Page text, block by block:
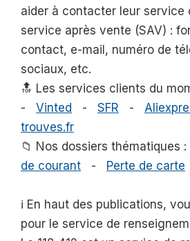
aider à contacter leur service
service après vente (SAV) :
contact, e-mail, numéro de
sociaux, etc.
🔝 Les services clients du
- Vinted - SFR -
trouves.fr
📁 Nos dossiers thématiques :
de courant - Perte de carte
ℹ️ En haut des publications,
pour le service de